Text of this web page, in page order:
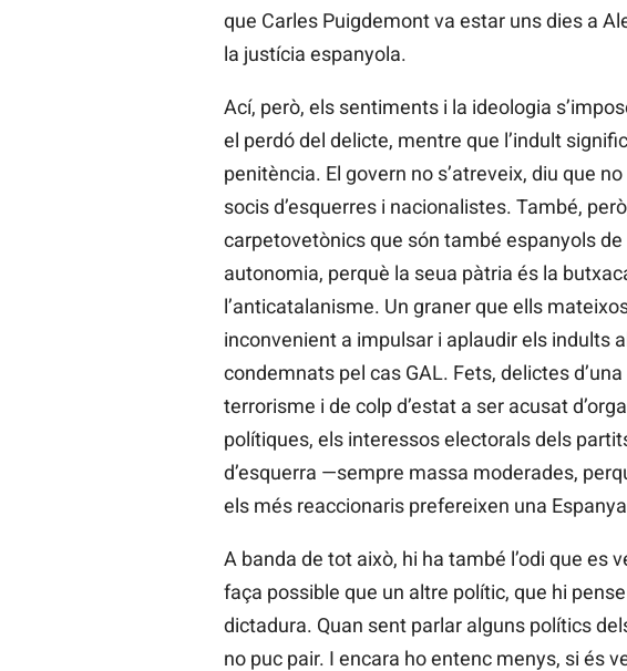
que Carles Puigdemont va estar uns dies a
la justícia espanyola.
Ací, però, els sentiments i la ideologia
el perdó del delicte, mentre que l’indult
penitència. El govern no s’atreveix, diu que
socis d’esquerres i nacionalistes. També,
carpetovetònics que són també espanyols
autonomia, perquè la seua pàtria és la
l’anticatalanisme. Un graner que ells
inconvenient a impulsar i aplaudir els indults
condemnats pel cas GAL. Fets, delictes
terrorisme i de colp d’estat a ser acusat
polítiques, els interessos electorals dels
d’esquerra —sempre massa moderades,
els més reaccionaris prefereixen una
A banda de tot això, hi ha també l’odi que
faça possible que un altre polític, que hi
dictadura. Quan sent parlar alguns polítics
no puc pair. I encara ho entenc menys, si és